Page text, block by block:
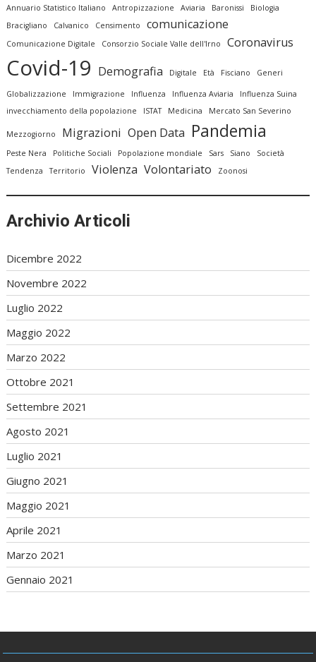
Annuario Statistico Italiano
Antropizzazione Aviaria Baronissi
Biologia
Bracigliano
Calvanico Censimento comunicazione
Comunicazione Digitale Consorzio Sociale Valle dell'Irno Coronavirus
Covid-19 Demografia Digitale Età Fisciano Generi
Globalizzazione Immigrazione Influenza Influenza Aviaria
Influenza Suina
invecchiamento della popolazione
ISTAT Medicina Mercato San Severino
Mezzogiorno Migrazioni Open Data Pandemia
Peste Nera Politiche Sociali Popolazione mondiale Sars Siano
Società
Tendenza
Territorio Violenza Volontariato Zoonosi
Archivio Articoli
Dicembre 2022
Novembre 2022
Luglio 2022
Maggio 2022
Marzo 2022
Ottobre 2021
Settembre 2021
Agosto 2021
Luglio 2021
Giugno 2021
Maggio 2021
Aprile 2021
Marzo 2021
Gennaio 2021